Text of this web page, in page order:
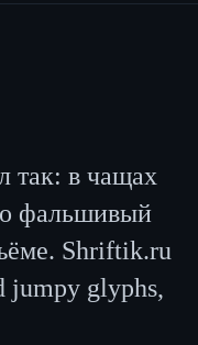
так: в чащах
фальшивый
Shriftik.ru
glyphs,